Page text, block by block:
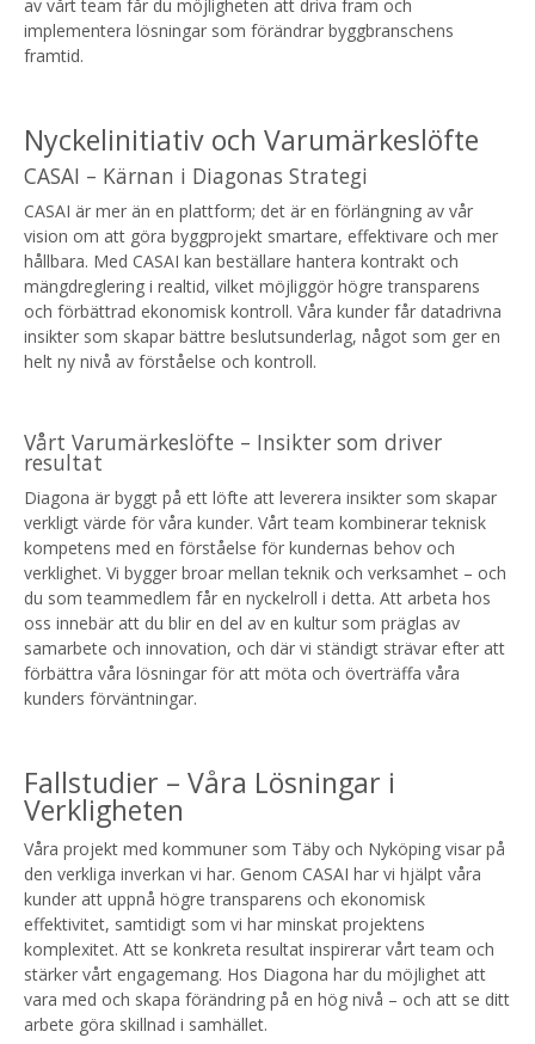
av vårt team får du möjligheten att driva fram och
implementera lösningar som förändrar byggbranschens
framtid.
Nyckelinitiativ och Varumärkeslöfte
CASAI – Kärnan i Diagonas Strategi
CASAI är mer än en plattform; det är en förlängning av vår
vision om att göra byggprojekt smartare, effektivare och mer
hållbara. Med CASAI kan beställare hantera kontrakt och
mängdreglering i realtid, vilket möjliggör högre transparens
och förbättrad ekonomisk kontroll. Våra kunder får datadrivna
insikter som skapar bättre beslutsunderlag, något som ger en
helt ny nivå av förståelse och kontroll.
Vårt Varumärkeslöfte – Insikter som driver
resultat
Diagona är byggt på ett löfte att leverera insikter som skapar
verkligt värde för våra kunder. Vårt team kombinerar teknisk
kompetens med en förståelse för kundernas behov och
verklighet. Vi bygger broar mellan teknik och verksamhet – och
du som teammedlem får en nyckelroll i detta. Att arbeta hos
oss innebär att du blir en del av en kultur som präglas av
samarbete och innovation, och där vi ständigt strävar efter att
förbättra våra lösningar för att möta och överträffa våra
kunders förväntningar.
Fallstudier – Våra Lösningar i
Verkligheten
Våra projekt med kommuner som Täby och Nyköping visar på
den verkliga inverkan vi har. Genom CASAI har vi hjälpt våra
kunder att uppnå högre transparens och ekonomisk
effektivitet, samtidigt som vi har minskat projektens
komplexitet. Att se konkreta resultat inspirerar vårt team och
stärker vårt engagemang. Hos Diagona har du möjlighet att
vara med och skapa förändring på en hög nivå – och att se ditt
arbete göra skillnad i samhället.